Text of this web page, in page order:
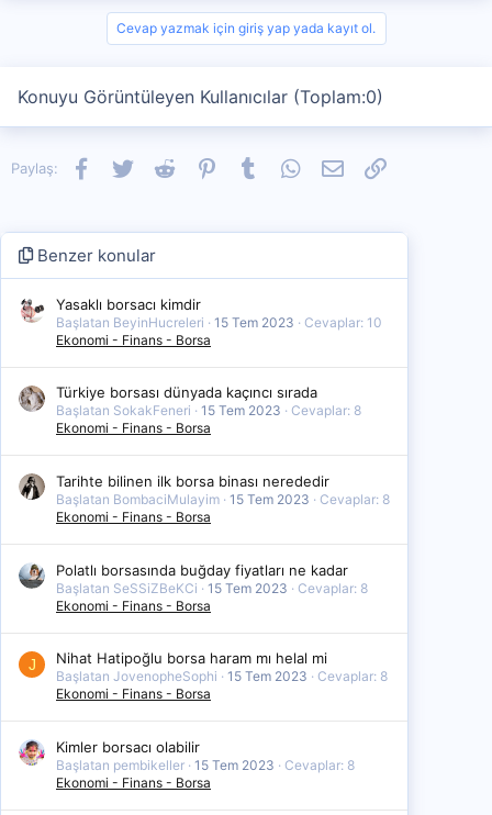
Cevap yazmak için giriş yap yada kayıt ol.
Konuyu Görüntüleyen Kullanıcılar (Toplam:0)
Paylaş: Facebook
TwitterReddit PinterestTumblrWhatsApp
E-postaLink
Benzer konular
Yasaklı borsacı kimdir
Başlatan BeyinHucreleri 15 Tem 2023
Cevaplar: 10
Ekonomi - Finans - Borsa
Türkiye borsası dünyada kaçıncı sırada
Başlatan SokakFeneri 15 Tem 2023
Cevaplar: 8
Ekonomi - Finans - Borsa
Tarihte bilinen ilk borsa binası nerededir
Başlatan BombaciMulayim 15 Tem 2023
Cevaplar: 8
Ekonomi - Finans - Borsa
Polatlı borsasında buğday fiyatları ne kadar
Başlatan SeSSiZBeKCi 15 Tem 2023
Cevaplar: 8
Ekonomi - Finans - Borsa
J Nihat Hatipoğlu borsa haram mı helal mi
Başlatan JovenopheSophi 15 Tem 2023
Cevaplar: 8
Ekonomi - Finans - Borsa
Kimler borsacı olabilir
Başlatan pembikeller 15 Tem 2023
Cevaplar: 8
Ekonomi - Finans - Borsa